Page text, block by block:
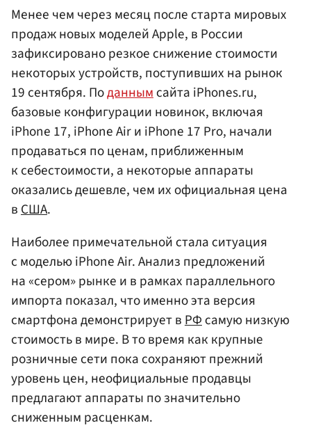
Менее чем через месяц после старта мировых
продаж новых моделей Apple, в России
зафиксировано резкое снижение стоимости
некоторых устройств, поступивших на рынок
19 сентября. Поданнымсайта iPhones.ru,
базовые конфигурации новинок, включая
iPhone 17, iPhone Air и iPhone 17 Pro, начали
продаваться по ценам, приближенным
к себестоимости, а некоторые аппараты
оказались дешевле, чем их официальная цена
вСША.
Наиболее примечательной стала ситуация
с моделью iPhone Air. Анализ предложений
на «сером» рынке и в рамках параллельного
импорта показал, что именно эта версия
смартфона демонстрирует вРФсамую низкую
стоимость в мире. В то время как крупные
розничные сети пока сохраняют прежний
уровень цен, неофициальные продавцы
предлагают аппараты по значительно
сниженным расценкам.